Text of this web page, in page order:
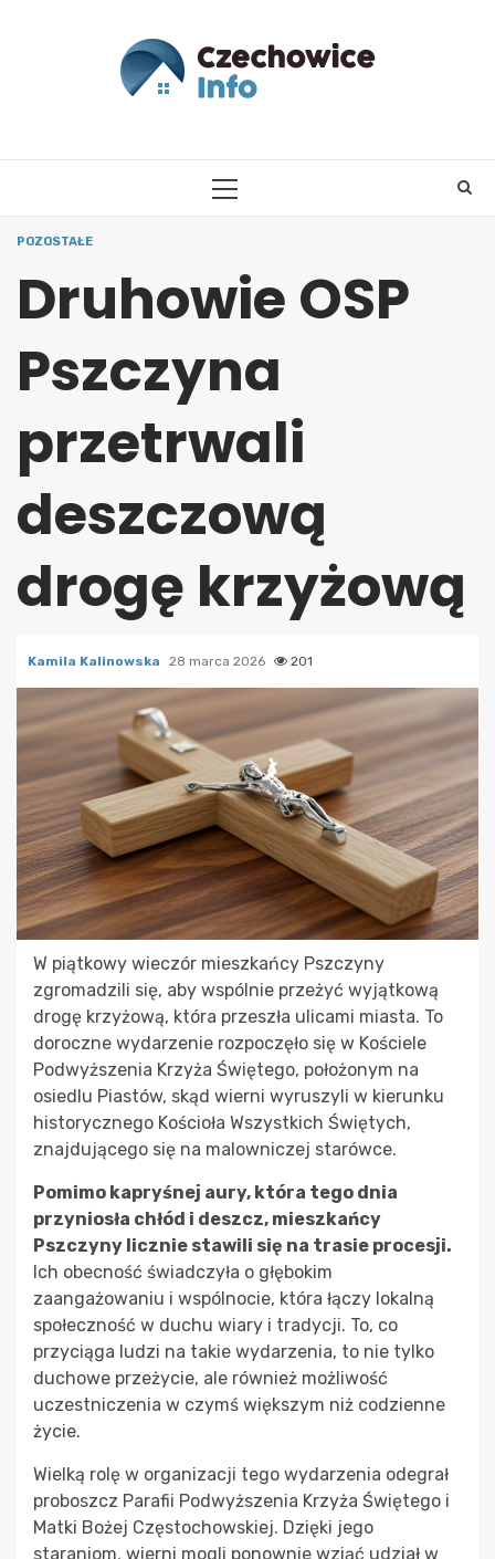
PRIMARY
POZOSTAŁE
Druhowie OSP
Pszczyna
przetrwali
deszczową
drogę krzyżową
Kamila Kalinowska 28 marca 2026 201
W piątkowy wieczór mieszkańcy Pszczyny
zgromadzili się, aby wspólnie przeżyć wyjątkową
drogę krzyżową, która przeszła ulicami miasta. To
doroczne wydarzenie rozpoczęło się w Kościele
Podwyższenia Krzyża Świętego, położonym na
osiedlu Piastów, skąd wierni wyruszyli w kierunku
historycznego Kościoła Wszystkich Świętych,
znajdującego się na malowniczej starówce.
Pomimo kapryśnej aury, która tego dnia
przyniosła chłód i deszcz, mieszkańcy
Pszczyny licznie stawili się na trasie procesji.
Ich obecność świadczyła o głębokim
zaangażowaniu i wspólnocie, która łączy lokalną
społeczność w duchu wiary i tradycji. To, co
przyciąga ludzi na takie wydarzenia, to nie tylko
duchowe przeżycie, ale również możliwość
uczestniczenia w czymś większym niż codzienne
życie.
Wielką rolę w organizacji tego wydarzenia odegrał
proboszcz Parafii Podwyższenia Krzyża Świętego i
Matki Bożej Częstochowskiej. Dzięki jego
staraniom, wierni mogli ponownie wziąć udział w